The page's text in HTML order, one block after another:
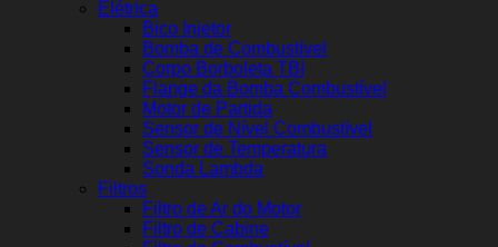
Elétrica
Bico Injetor
Bomba de Combustível
Corpo Borboleta TBI
Flange da Bomba Combustível
Motor de Partida
Sensor de Nível Combustível
Sensor de Temperatura
Sonda Lambda
Filtros
Filtro de Ar do Motor
Filtro de Cabine